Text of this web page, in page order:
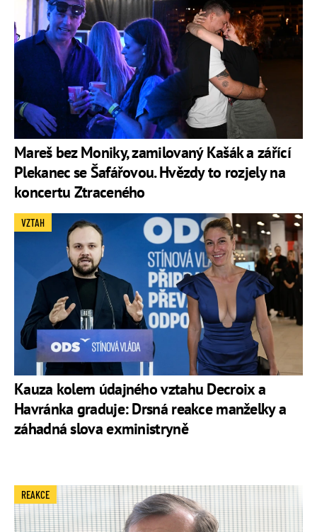
Mareš bez Moniky, zamilovaný Kašák a zářící
Plekanec se Šafářovou. Hvězdy to rozjely na
koncertu Ztraceného
Kauza kolem údajného vztahu Decroix a
Havránka graduje: Drsná reakce manželky a
záhadná slova exministryně
VZTAH
REAKCE